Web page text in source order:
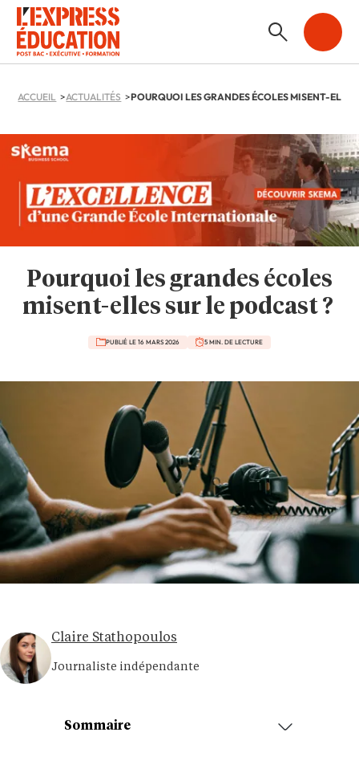
ACCUEIL ACTUALITÉS
Pourquoi les grandes écoles
misent-elles sur le podcast ?
PUBLIÉ LE 16 MARS 2026 5 MIN. DE LECTURE
Claire Stathopoulos
Journaliste indépendante
Sommaire